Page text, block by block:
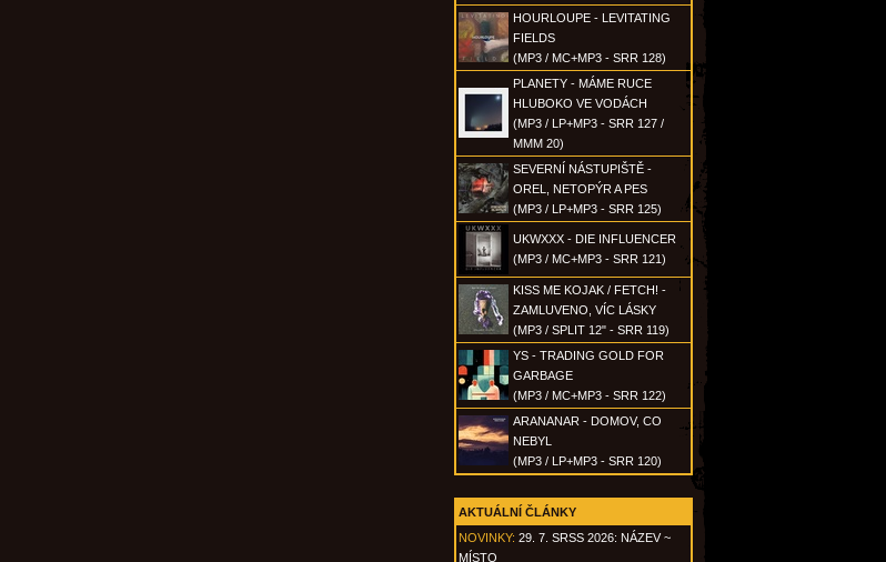
HOURLOUPE - LEVITATING
FIELDS
(MP3 / MC+MP3 - SRR 128)
PLANETY - MÁME RUCE
HLUBOKO VE VODÁCH
(MP3 / LP+MP3 - SRR 127 /
MMM 20)
SEVERNÍ NÁSTUPIŠTĚ -
OREL, NETOPÝR A PES
(MP3 / LP+MP3 - SRR 125)
UKWXXX - DIE INFLUENCER
(MP3 / MC+MP3 - SRR 121)
KISS ME KOJAK / FETCH! -
ZAMLUVENO, VÍC LÁSKY
(MP3 / SPLIT 12" - SRR 119)
YS - TRADING GOLD FOR
GARBAGE
(MP3 / MC+MP3 - SRR 122)
ARANANAR - DOMOV, CO
NEBYL
(MP3 / LP+MP3 - SRR 120)
AKTUÁLNÍ ČLÁNKY
NOVINKY: 29. 7. SRSS 2026: NÁZEV ~
MÍSTO